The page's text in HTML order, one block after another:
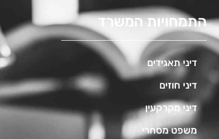
התמחויות המשרד
דיני תאגידים
דיני חוזים
דיני מקרקעין
משפט מסחרי